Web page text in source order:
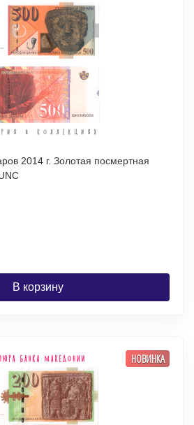
2014 г. Золотая посмертная
В корзину
НОВИНКА